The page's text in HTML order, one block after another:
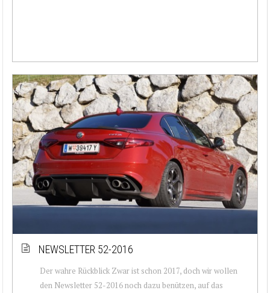
NEWSLETTER 52-2016
Der wahre Rückblick Zwar ist schon 2017, doch wir wollen
den Newsletter 52-2016 noch dazu benützen, auf das